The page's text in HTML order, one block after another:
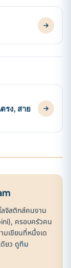
รง, สาย
จิสติกส์คนงาน
ครอบครัวคน
มเขียนที่หนึ่งเด
ยว ดูทีม